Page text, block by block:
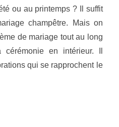
ou au printemps ? Il suffit
champêtre. Mais on
de mariage tout au long
en intérieur. Il
qui se rapprochent le